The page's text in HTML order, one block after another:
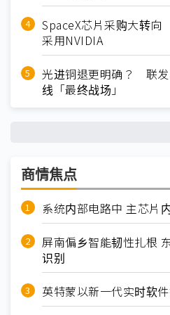
SpaceX芯片采购大转
采用NVIDIA
光进铜退更明确？ 联发
线「最终战场」
商情焦点
系统内部电路中 主芯片
屏南偏乡智能韧性扎根
识别
英特蒙以新一代实时软